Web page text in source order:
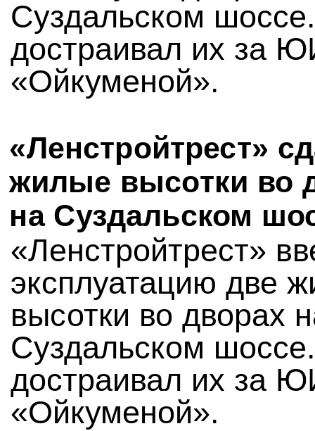
Суздальском
достраивал их за
«Ойкуменой».
«Ленстройтрест»
жилые высотки во
на Суздальском
«Ленстройтрест»
эксплуатацию две
высотки во дворах
Суздальском
достраивал их за
«Ойкуменой».